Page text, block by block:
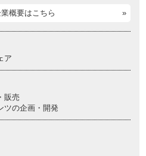
概要はこちら
ア
販売
ツの企画・開発